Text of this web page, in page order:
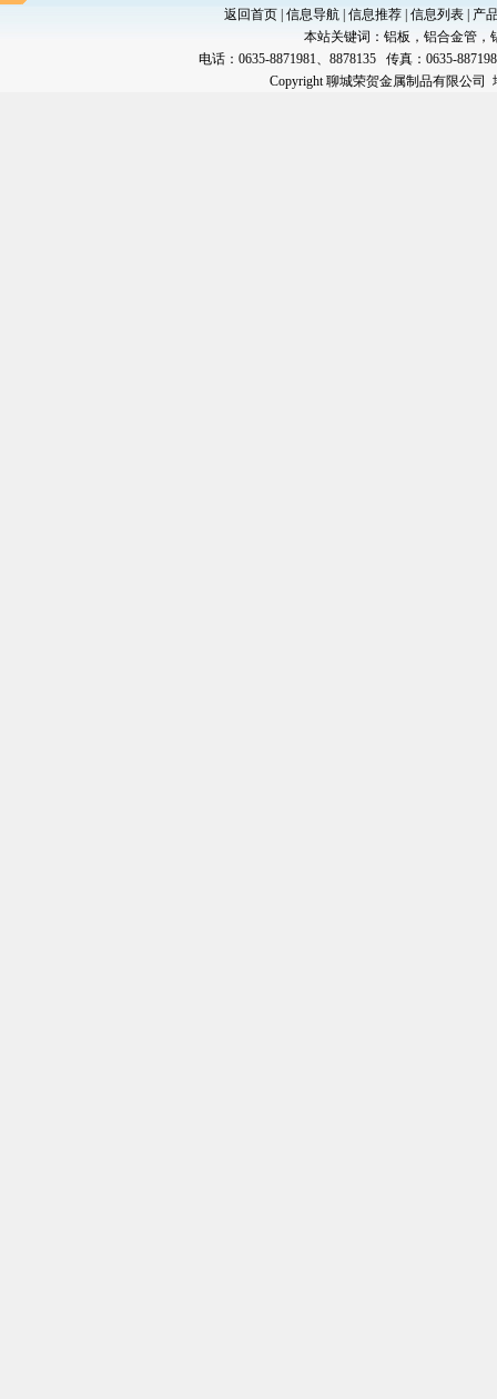
返回首页 信息导航 信息推荐 信息列表
产
本站关键词： 铝板 ， 铝合金管 ，
电话：0635-8871981、8878135 传真：0635-
Copyright 聊城荣贺金属制品有限公